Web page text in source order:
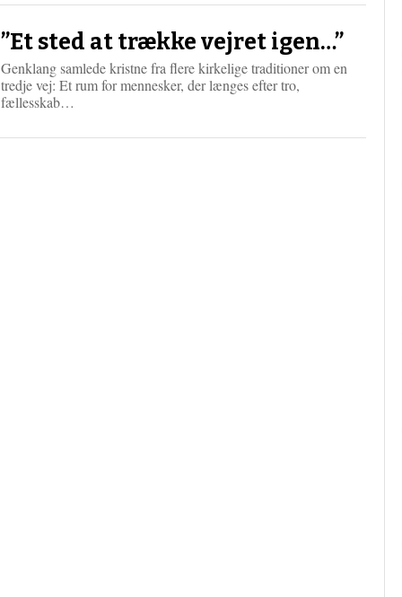
”Et sted at trække vejret igen…”
Genklang samlede kristne fra flere kirkelige traditioner om en
tredje vej: Et rum for mennesker, der længes efter tro,
fællesskab…
s